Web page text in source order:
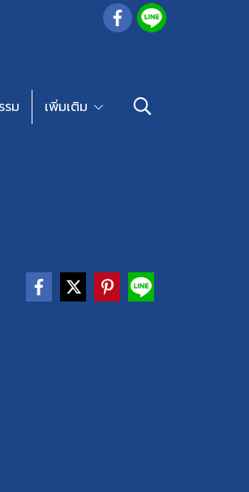
รม เพิ่มเติม